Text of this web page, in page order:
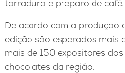
torradura e preparo de café.
De acordo com a produção
edição são esperados mais
mais de 150 expositores
chocolates da região.